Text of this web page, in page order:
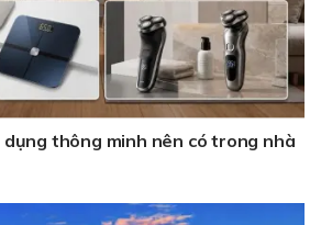
dụng thông minh nên có trong nhà